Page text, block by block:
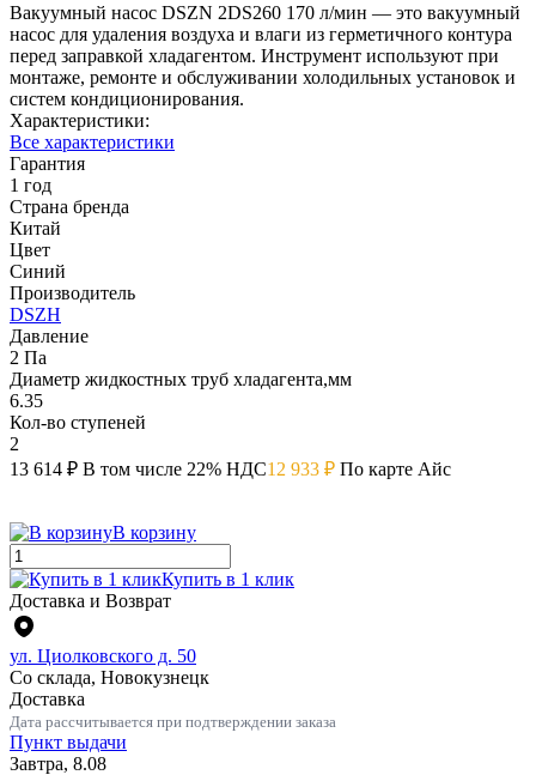
Вакуумный насос DSZN 2DS260 170 л/мин — это вакуумный
насос для удаления воздуха и влаги из герметичного контура
перед заправкой хладагентом. Инструмент используют при
монтаже, ремонте и обслуживании холодильных установок и
систем кондиционирования.
Характеристики:
Все характеристики
Гарантия
1 год
Страна бренда
Китай
Цвет
Синий
Производитель
DSZH
Давление
2 Па
Диаметр жидкостных труб хладагента,мм
6.35
Кол-во ступеней
2
13 614 ₽ В том числе 22% НДС12 933 ₽ По карте Айс
В корзину
Купить в 1 клик
Доставка и Возврат
ул. Циолковского д. 50
Со склада, Новокузнецк
Доставка
Дата рассчитывается при подтверждении заказа
Пункт выдачи
Завтра, 8.08